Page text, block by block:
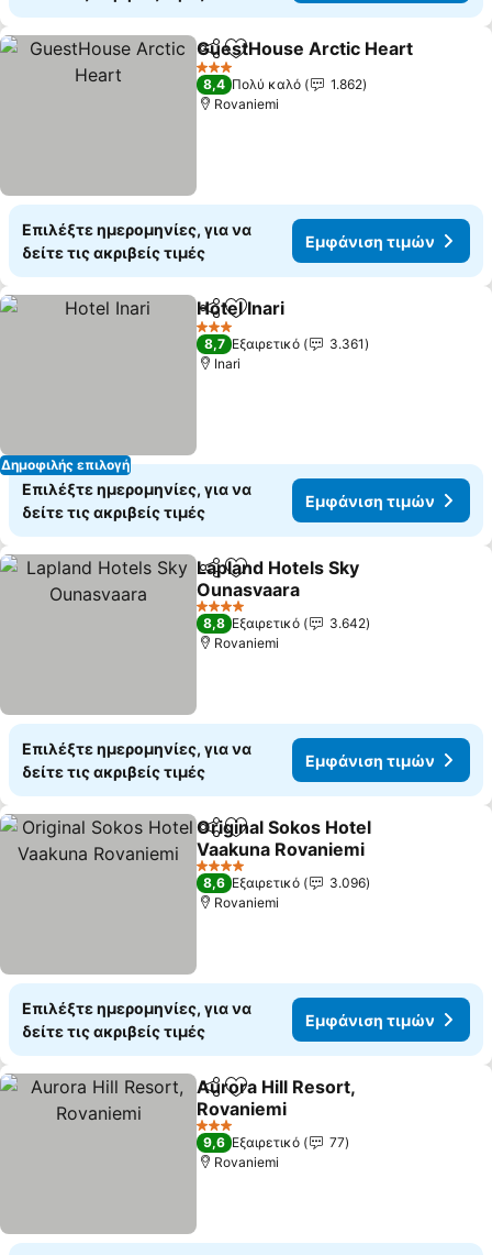
Κοινοποίηση
Προσθήκη στα αγαπημένα
GuestHouse Arctic Heart
3 Αστέρια
8,4 Πολύ καλό
1.862
Rovaniemi
Επιλέξτε ημερομηνίες, για να
δείτε τις ακριβείς τιμές
Εμφάνιση τιμών
Δημοφιλής επιλογή
Κοινοποίηση
Προσθήκη στα αγαπημένα
Hotel Inari
3 Αστέρια
8,7 Εξαιρετικό
3.361
Inari
Επιλέξτε ημερομηνίες, για να
δείτε τις ακριβείς τιμές
Εμφάνιση τιμών
Κοινοποίηση
Προσθήκη στα αγαπημένα
Lapland Hotels Sky
Ounasvaara
Εμφάνιση τιμών
4 Αστέρια
8,8 Εξαιρετικό
3.642
Rovaniemi
Επιλέξτε ημερομηνίες, για να
δείτε τις ακριβείς τιμές
Εμφάνιση τιμών
Κοινοποίηση
Προσθήκη στα αγαπημένα
Original Sokos Hotel
Vaakuna Rovaniemi
Εμφάνιση τιμών
4 Αστέρια
8,6 Εξαιρετικό
3.096
Rovaniemi
Επιλέξτε ημερομηνίες, για να
δείτε τις ακριβείς τιμές
Εμφάνιση τιμών
Κοινοποίηση
Προσθήκη στα αγαπημένα
Aurora Hill Resort,
Rovaniemi
Εμφάνιση τιμών
3 Αστέρια
9,6 Εξαιρετικό
77
Rovaniemi